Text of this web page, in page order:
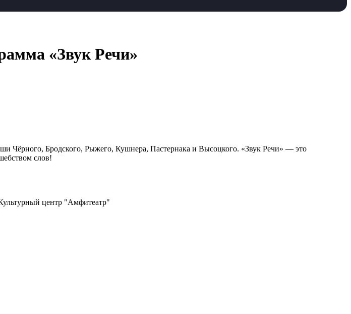
«Звук Речи»
Чёрного, Бродского, Рыжего, Кушнера, Пастернака и Высоцкого. «Звук Речи» — это
слов!
центр "Амфитеатр"